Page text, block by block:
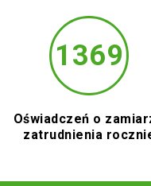
1369
Oświadczeń o
zatrudnienia